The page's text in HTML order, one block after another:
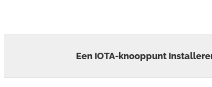
Een IOTA-knooppunt